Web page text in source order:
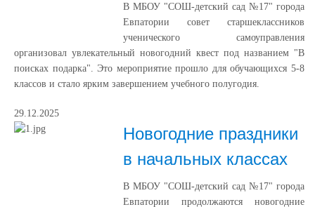
В МБОУ "СОШ-детский сад №17" города
Евпатории совет старшеклассников
ученического самоуправления
организовал увлекательный новогодний квест под названием "В
поисках подарка". Это мероприятие прошло для обучающихся 5-8
классов и стало ярким завершением учебного полугодия.
29.12.2025
Новогодние праздники
в начальных классах
В МБОУ "СОШ-детский сад №17" города
Евпатории продолжаются новогодние